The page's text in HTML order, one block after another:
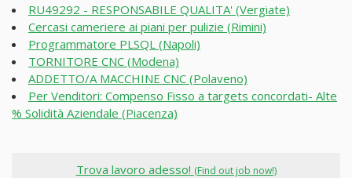
RU49292 - RESPONSABILE QUALITA' (Vergiate)
Cercasi cameriere ai piani per pulizie (Rimini)
Programmatore PLSQL (Napoli)
TORNITORE CNC (Modena)
ADDETTO/A MACCHINE CNC (Polaveno)
Per Venditori: Compenso Fisso a targets concordati- Alte
% Solidità Aziendale (Piacenza)
Trova lavoro adesso! (Find out job now!)